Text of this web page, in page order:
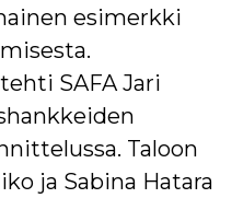
esimerkki
SAFA Jari
Taloon
ja Sabina Hatara